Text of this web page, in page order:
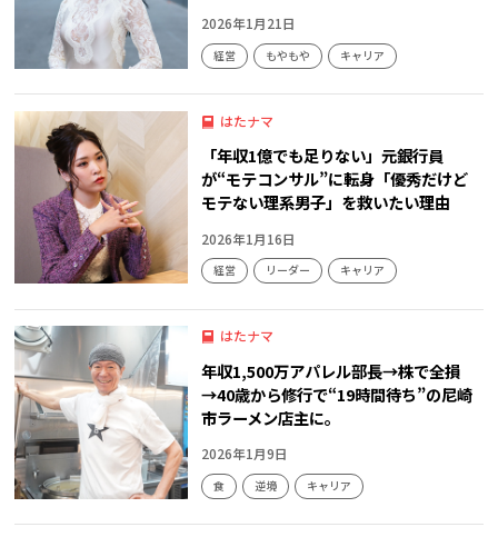
2026年1月21日
経営 もやもや キャリア
はたナマ
「年収1億でも足りない」元銀行員
が“モテコンサル”に転身「優秀だけど
モテない理系男子」を救いたい理由
2026年1月16日
経営 リーダー キャリア
はたナマ
年収1,500万アパレル部長→株で全損
→40歳から修行で“19時間待ち”の尼崎
市ラーメン店主に。
2026年1月9日
食 逆境 キャリア